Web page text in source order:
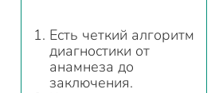
Есть четкий алгоритм
диагностики от
анамнеза до
заключения.